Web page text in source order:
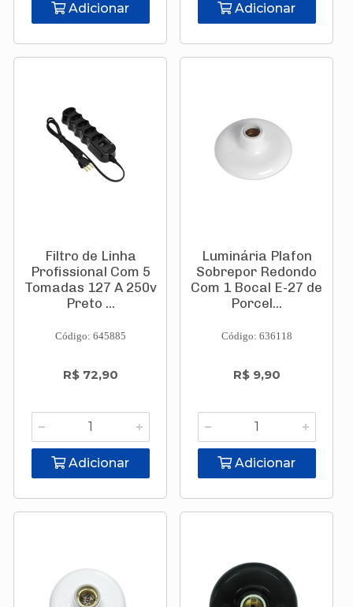
Adicionar Adicionar
Filtro de Linha
Profissional Com 5
Tomadas 127 A 250v
Preto ...
Código: 645885
R$ 72,90
Adicionar
Luminária Plafon
Sobrepor Redondo
Com 1 Bocal E-27 de
Porcel...
Código: 636118
R$ 9,90
Adicionar